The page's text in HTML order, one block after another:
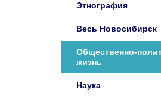
Этнография
Весь Новосибирск
Общественно-
жизнь
Наука